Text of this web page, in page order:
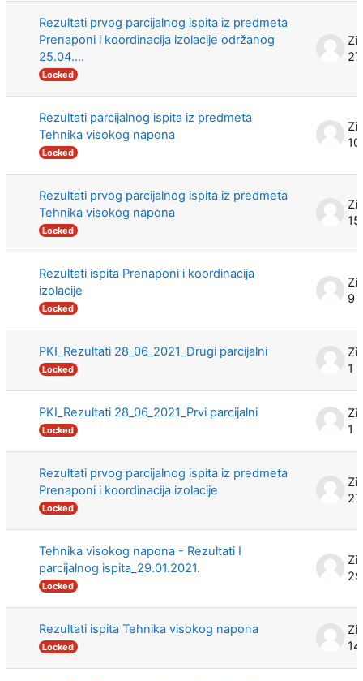
Rezultati prvog parcijalnog ispita iz predmeta
Prenaponi i koordinacija izolacije održanog
25.04....
Locked
Rezultati parcijalnog ispita iz predmeta
Tehnika visokog napona
Locked
Rezultati prvog parcijalnog ispita iz predmeta
Tehnika visokog napona
Locked
Rezultati ispita Prenaponi i koordinacija
izolacije
Locked
9
PKI_Rezultati 28_06_2021_Drugi parcijalni
Locked
1
PKI_Rezultati 28_06_2021_Prvi parcijalni
Locked
1
Rezultati prvog parcijalnog ispita iz predmeta
Prenaponi i koordinacija izolacije
Locked
Tehnika visokog napona - Rezultati I
parcijalnog ispita_29.01.2021.
Locked
Rezultati ispita Tehnika visokog napona
Locked